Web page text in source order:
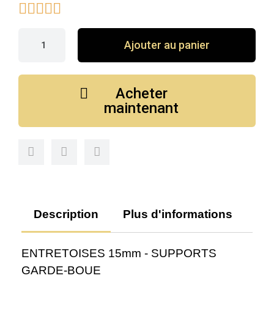

Ajouter au panier
Acheter
maintenant
Description Plus d'informations
ENTRETOISES 15mm - SUPPORTS
GARDE-BOUE